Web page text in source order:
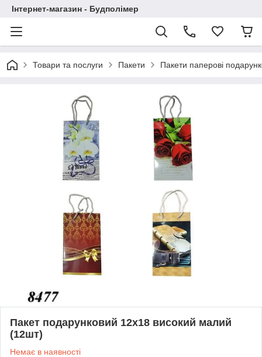
Інтернет-магазин - Будполімер
Товари та послуги Пакети Пакети паперові
Пакет подарунковий 12х18 високий малий
(12шт)
Немає в наявності